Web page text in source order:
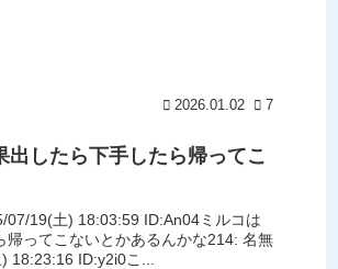
2026.01.02 7
出したら下手したら帰ってこ
07/19(土) 18:03:59 ID:An04ミルコは
ってこないとかあるんかな214: 名無
18:23:16 ID:y2i0こ...